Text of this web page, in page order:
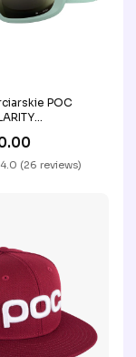
POC
4.0 (26 reviews)